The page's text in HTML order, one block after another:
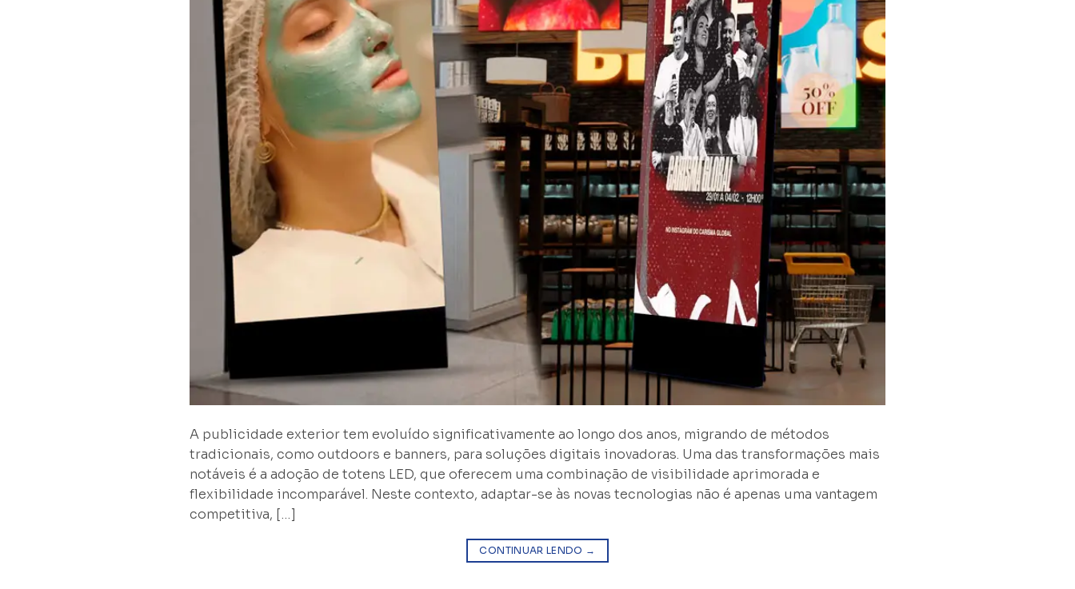
A publicidade exterior tem evoluído significativamente ao longo dos anos, migrando de métodos
tradicionais, como outdoors e banners, para soluções digitais inovadoras. Uma das transformações mais
notáveis é a adoção de totens LED, que oferecem uma combinação de visibilidade aprimorada e
flexibilidade incomparável. Neste contexto, adaptar-se às novas tecnologias não é apenas uma vantagem
competitiva, […]
CONTINUAR LENDO →